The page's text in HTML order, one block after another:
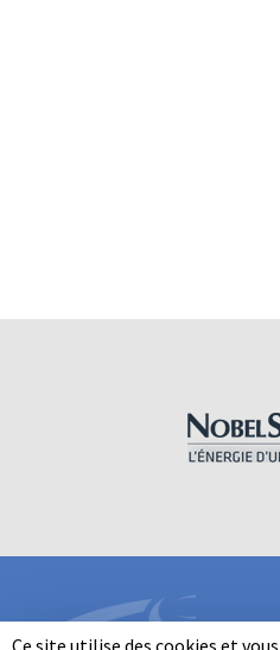
Ce site utilise des cookies et